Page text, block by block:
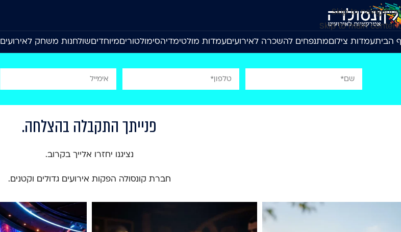
Skip to navigation
Skip to main content
הביתעמדות צילוםמתנפחים להשכרה לאירועיםעמדות מולטימדיהסימולטוריםמיוחדיםשולחנות משחק לאירועים
פנייתך התקבלה בהצלחה.
נציגנו יחזרו אלייך בקרוב.
חברת קונסולה הפקות אירועים גדולים וקטנים.